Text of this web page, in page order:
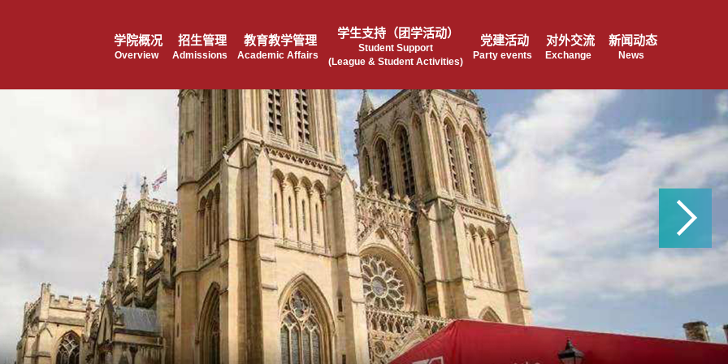
学院概况
Overview
招生管理
Admissions
教育教学管理
Academic Affairs
学生支持（团学活动）
Student Support
(League & Student Activities)
党建活动
Party events
对外交流
Exchange
新闻动态
News